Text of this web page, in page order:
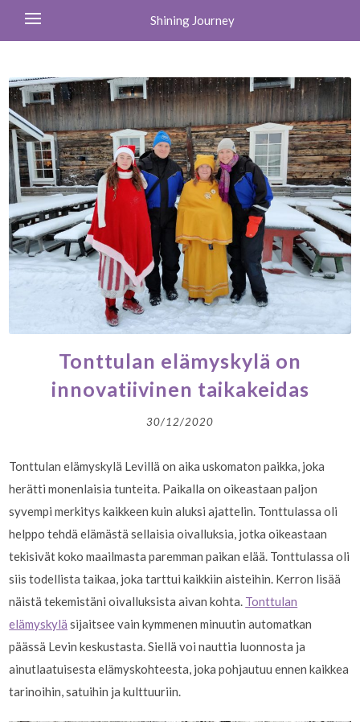
Shining Journey
Tonttulan elämyskylä on
innovatiivinen taikakeidas
30/12/2020
Tonttulan elämyskylä Levillä on aika uskomaton paikka, joka
herätti monenlaisia tunteita. Paikalla on oikeastaan paljon
syvempi merkitys kaikkeen kuin aluksi ajattelin. Tonttulassa oli
helppo tehdä elämästä sellaisia oivalluksia, jotka oikeastaan
tekisivät koko maailmasta paremman paikan elää. Tonttulassa oli
siis todellista taikaa, joka tarttui kaikkiin aisteihin. Kerron lisää
näistä tekemistäni oivalluksista aivan kohta. Tonttulan
elämyskylä sijaitsee vain kymmenen minuutin automatkan
päässä Levin keskustasta. Siellä voi nauttia luonnosta ja
ainutlaatuisesta elämyskohteesta, joka pohjautuu ennen kaikkea
tarinoihin, satuihin ja kulttuuriin.